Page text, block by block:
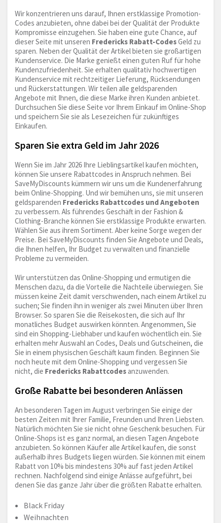
Wir konzentrieren uns darauf, Ihnen erstklassige Promotion-
Codes anzubieten, ohne dabei bei der Qualität der Produkte
Kompromisse einzugehen. Sie haben eine gute Chance, auf
dieser Seite mit unseren Fredericks Rabatt-CodesGeld zu
sparen. Neben der Qualität der Artikel bieten sie großartigen
Kundenservice. Die Marke genießt einen guten Ruf für hohe
Kundenzufriedenheit. Sie erhalten qualitativ hochwertigen
Kundenservice mit rechtzeitiger Lieferung, Rücksendungen
und Rückerstattungen. Wir teilen alle geldsparenden
Angebote mit Ihnen, die diese Marke ihren Kunden anbietet.
Durchsuchen Sie diese Seite vor Ihrem Einkauf im Online-Shop
und speichern Sie sie als Lesezeichen für zukünftiges
Einkaufen.
Sparen Sie extra Geld im Jahr 2026
Wenn Sie im Jahr 2026 Ihre Lieblingsartikel kaufen möchten,
können Sie unsere Rabattcodes in Anspruch nehmen. Bei
SaveMyDiscounts kümmern wir uns um die Kundenerfahrung
beim Online-Shopping. Und wir bemühen uns, sie mit unseren
geldsparenden Fredericks Rabattcodes und Angeboten
zu verbessern. Als führendes Geschäft in der Fashion &
Clothing-Branche können Sie erstklassige Produkte erwarten.
Wählen Sie aus ihrem Sortiment. Aber keine Sorge wegen der
Preise. Bei SaveMyDiscounts finden Sie Angebote und Deals,
die Ihnen helfen, Ihr Budget zu verwalten und finanzielle
Probleme zu vermeiden.
Wir unterstützen das Online-Shopping und ermutigen die
Menschen dazu, da die Vorteile die Nachteile überwiegen. Sie
müssen keine Zeit damit verschwenden, nach einem Artikel zu
suchen; Sie finden ihn in weniger als zwei Minuten über Ihren
Browser. So sparen Sie die Reisekosten, die sich auf Ihr
monatliches Budget auswirken könnten. Angenommen, Sie
sind ein Shopping-Liebhaber und kaufen wöchentlich ein. Sie
erhalten mehr Auswahl an Codes, Deals und Gutscheinen, die
Sie in einem physischen Geschäft kaum finden. Beginnen Sie
noch heute mit dem Online-Shopping und vergessen Sie
nicht, die Fredericks Rabattcodes anzuwenden.
Große Rabatte bei besonderen Anlässen
An besonderen Tagen im August verbringen Sie einige der
besten Zeiten mit Ihrer Familie, Freunden und Ihren Liebsten.
Natürlich möchten Sie sie nicht ohne Geschenk besuchen. Für
Online-Shops ist es ganz normal, an diesen Tagen Angebote
anzubieten. So können Käufer alle Artikel kaufen, die sonst
außerhalb ihres Budgets liegen würden. Sie können mit einem
Rabatt von 10% bis mindestens 30% auf fast jeden Artikel
rechnen. Nachfolgend sind einige Anlässe aufgeführt, bei
denen Sie das ganze Jahr über die größten Rabatte erhalten.
Black Friday
Weihnachten